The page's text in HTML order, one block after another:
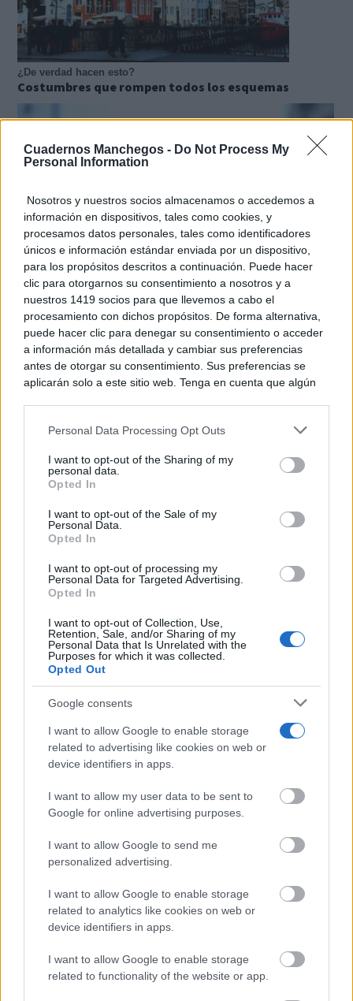
Cuadernos Manchegos - Do Not Process My
Personal Information
Nosotros y nuestros socios almacenamos o accedemos a
información en dispositivos, tales como cookies, y
procesamos datos personales, tales como identificadores
únicos e información estándar enviada por un dispositivo,
para los propósitos descritos a continuación. Puede hacer
clic para otorgarnos su consentimiento a nosotros y a
nuestros 1419 socios para que llevemos a cabo el
procesamiento con dichos propósitos. De forma alternativa,
puede hacer clic para denegar su consentimiento o acceder
a información más detallada y cambiar sus preferencias
antes de otorgar su consentimiento. Sus preferencias se
aplicarán solo a este sitio web. Tenga en cuenta que algún
rechazar tal procesamiento. Puede cambiar sus preferencias
a este sitio y haciendo clic en el botón "Privacidad" en la
parte inferior de la página web.
Please note that this website/app uses one or more Google
services and may gather and store information including but
not limited to your visit or usage behaviour. You may click to
use your data for below specified purposes in below Google
consent section.
Personal Data Processing Opt Outs
I want to opt-out of the Sharing of my
personal data.
Opted In
I want to opt-out of the Sale of my
Personal Data.
Opted In
I want to opt-out of processing my
Personal Data for Targeted Advertising.
Opted In
I want to opt-out of Collection, Use,
Retention, Sale, and/or Sharing of my
Personal Data that Is Unrelated with the
Purposes for which it was collected.
Opted Out
Google consents
I want to allow Google to enable storage
related to advertising like cookies on web or
device identifiers in apps.
I want to allow my user data to be sent to
Google for online advertising purposes.
I want to allow Google to send me
personalized advertising.
I want to allow Google to enable storage
related to analytics like cookies on web or
device identifiers in apps.
I want to allow Google to enable storage
related to functionality of the website or app.
¿De verdad hacen esto?
Costumbres que rompen todos los esquemas
No es tu imaginación
Hay una razón por la que el frío se nota más de noche
DISCOVER WITH
Últimas noticias
la primera noche...
07/08/2026
personajes infantiles más populares...
07/08/2026
Un paseo por las Flores y Frutos de la Comarca
Un mercado medieval de artesanía pura en la
07/08/2026
El Festival Internacional de Cine de Almagro
celebra este sábado la...
07/08/2026